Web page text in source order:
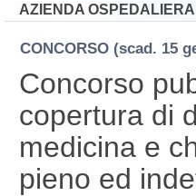
AZIENDA
CONCORSO (scad. 15
Concorso
copertura di
medicina e
pieno ed